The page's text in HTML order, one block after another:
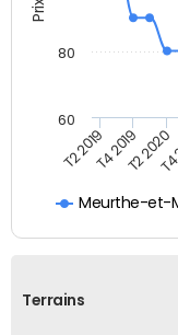
Meurthe-et-
T2 2019T4 2019T2 2020
60
80
Terrains